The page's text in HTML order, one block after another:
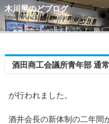
木川屋のどブログ
https://www.kigawaya.com/doblog/
酒田商工会議所青年部 通
が行われました。
酒井会長の新体制の二年間